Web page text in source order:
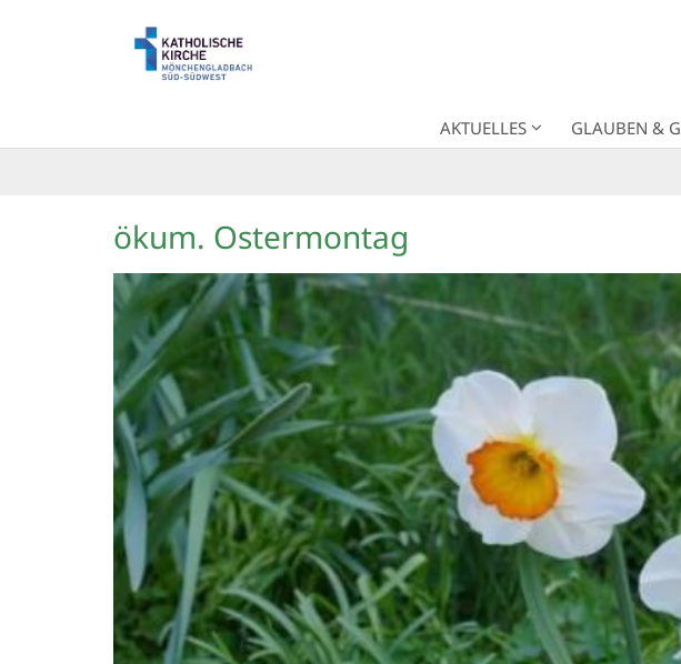
AKTUELLES GLAUBEN &
ökum. Ostermontag